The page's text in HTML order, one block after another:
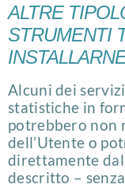
ALTRE
STRUMENTI
Alcuni dei
statistiche in
potrebbero non
dell’Utente o
direttamente
descritto –